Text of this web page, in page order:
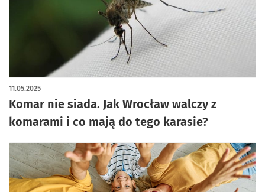
Komar nie siada. Jak Wrocław walczy z
komarami i co mają do tego karasie?
11.05.2025